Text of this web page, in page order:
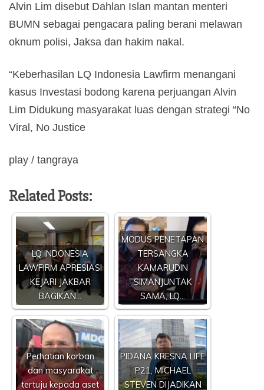
Alvin Lim disebut Dahlan Islan mantan menteri
BUMN sebagai pengacara paling berani melawan
oknum polisi, Jaksa dan hakim nakal.
“Keberhasilan LQ Indonesia Lawfirm menangani
kasus Investasi bodong karena perjuangan Alvin
Lim Didukung masyarakat luas dengan strategi “No
Viral, No Justice
play / tangraya
Related Posts:
LQ INDONESIA
LAWFIRM APRESIASI
KEJARI JAKBAR
BAGIKAN…
MODUS PENETAPAN
TERSANGKA
KAMARUDIN
SIMANJUNTAK
SAMA, LQ…
Perhatian korban
dan masyarakat
tertuju kepada aset
PIDANA KRESNA LIFE
P21, MICHAEL
STEVEN DIJADIKAN